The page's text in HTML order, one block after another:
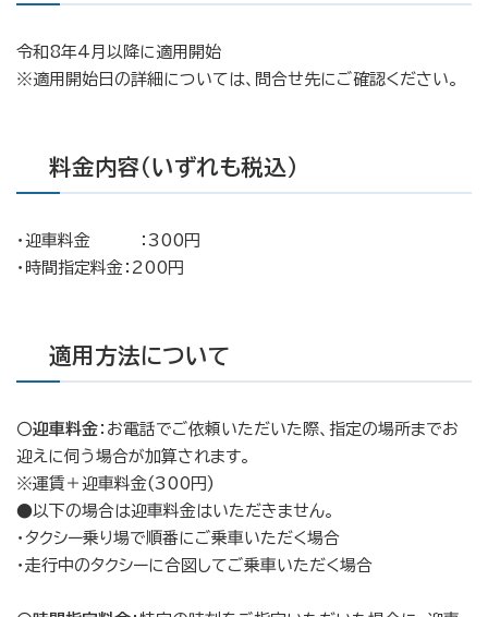
令和8年4月以降に適用開始
※適用開始日の詳細については、問合せ先にご確認ください。
料金内容（いずれも税込）
・迎車料金 ：300円
・時間指定料金：200円
適用方法について
〇迎車料金 ：お電話でご依頼いただいた際、指定の場所までお
迎えに伺う場合が加算されます。
※運賃＋迎車料金(300円)
●以下の場合は迎車料金はいただきません。
・タクシー乗り場で順番にご乗車いただく場合
・走行中のタクシーに合図してご乗車いただく場合